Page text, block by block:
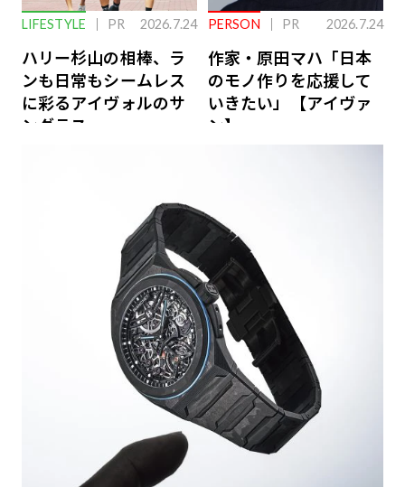
LIFESTYLE PR 2026.7.24
ハリー杉山の相棒、ラ
ンも日常もシームレス
に彩るアイヴォルのサ
ングラス
PERSON PR 2026.7.24
作家・原田マハ「日本
のモノ作りを応援して
いきたい」【アイヴァ
ン】